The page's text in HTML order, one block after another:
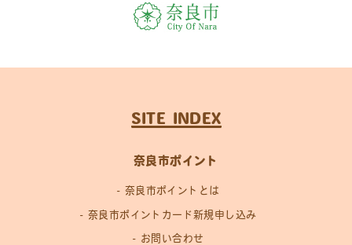
SITE INDEX
奈良市ポイント
奈良市ポイントとは
奈良市ポイントカード新規申し込み
お問い合わせ